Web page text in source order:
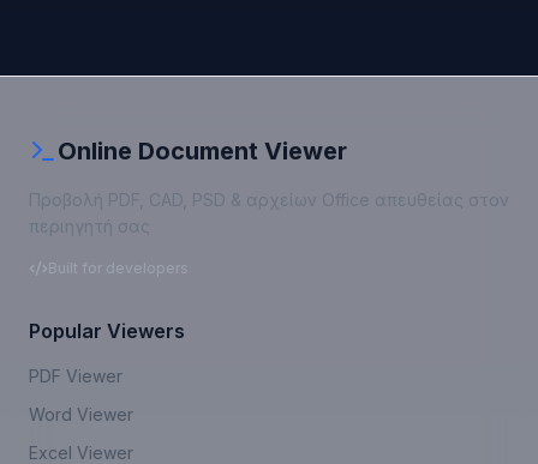
Online Document Viewer
Προβολή PDF, CAD, PSD & αρχείων Office απευθείας στον
περιηγητή σας
Built for developers
Popular Viewers
PDF Viewer
Word Viewer
Excel Viewer